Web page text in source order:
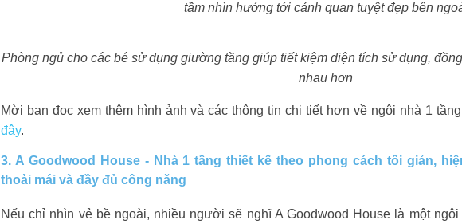
tầm nhìn hướng tới cảnh quan tuyệt đẹp bên
Phòng ngủ cho các bé sử dụng giường tầng giúp tiết kiệm diện tích sử dụng,
nhau hơn
Mời bạn đọc xem thêm hình ảnh và các thông tin chi tiết hơn về ngôi nhà 1
đây.
3. A Goodwood House - Nhà 1 tầng thiết kế theo phong cách tối giản,
thoải mái và đầy đủ công năng
Nếu chỉ nhìn vẻ bề ngoài, nhiều người sẽ nghĩ A Goodwood House là một